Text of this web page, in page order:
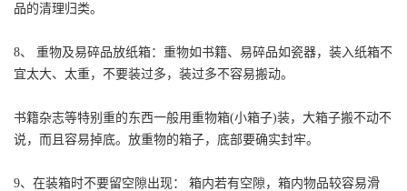
品的清理归类。
8、 重物及易碎品放纸箱：重物如书籍、易碎品如瓷器，装入纸箱不
宜太大、太重，不要装过多，装过多不容易搬动。
书籍杂志等特别重的东西一般用重物箱(小箱子)装，大箱子搬不动不
说，而且容易掉底。放重物的箱子，底部要确实封牢。
9、在装箱时不要留空隙出现： 箱内若有空隙，箱内物品较容易滑